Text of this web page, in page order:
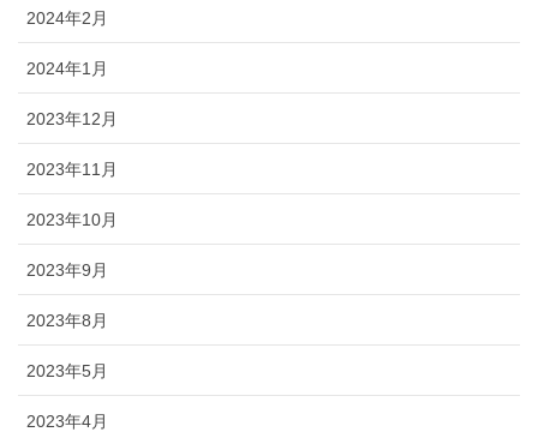
2024年2月
2024年1月
2023年12月
2023年11月
2023年10月
2023年9月
2023年8月
2023年5月
2023年4月